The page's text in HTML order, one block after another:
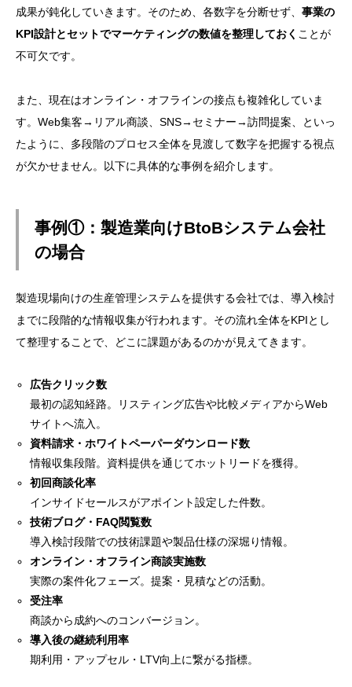
成果が鈍化していきます。そのため、各数字を分断せず、 事業の
KPI設計とセットでマーケティングの数値を整理しておく ことが
不可欠です。
また、現在はオンライン・オフラインの接点も複雑化していま
す。Web集客→リアル商談、SNS→セミナー→訪問提案、といっ
たように、多段階のプロセス全体を見渡して数字を把握する視点
が欠かせません。以下に具体的な事例を紹介します。
事例①：製造業向けBtoBシステム会社
の場合
製造現場向けの生産管理システムを提供する会社では、導入検討
までに段階的な情報収集が行われます。その流れ全体をKPIとし
て整理することで、どこに課題があるのかが見えてきます。
広告クリック数
最初の認知経路。リスティング広告や比較メディアからWeb
サイトへ流入。
資料請求・ホワイトペーパーダウンロード数
情報収集段階。資料提供を通じてホットリードを獲得。
初回商談化率
インサイドセールスがアポイント設定した件数。
技術ブログ・FAQ閲覧数
導入検討段階での技術課題や製品仕様の深堀り情報。
オンライン・オフライン商談実施数
実際の案件化フェーズ。提案・見積などの活動。
受注率
商談から成約へのコンバージョン。
導入後の継続利用率
期利用・アップセル・LTV向上に繋がる指標。